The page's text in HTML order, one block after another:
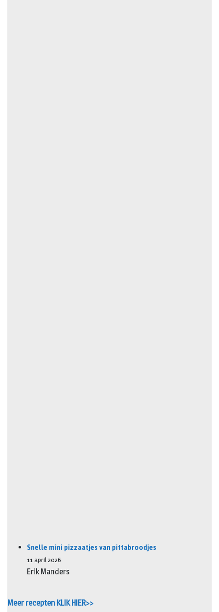
Snelle mini pizzaatjes van pittabroodjes
11 april 2026
Erik Manders
Meer recepten KLIK HIER>>